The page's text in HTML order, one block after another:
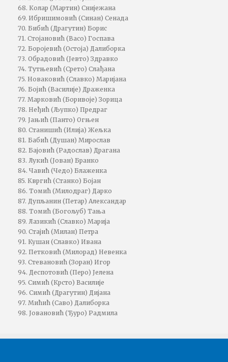
68. Колар (Мартин) Снијежана
69. Ибришимовић (Синан) Сенада
70. Бибић (Драгутин) Борис
71. Стојановић (Васо) Госпава
72. Боројевић (Остоја) Далиборка
73. Обрадовић (Јевто) Здравко
74. Тутњевић (Срето) Слађана
75. Новаковић (Славко) Маријана
76. Бојић (Василије) Драженка
77. Марковић (Боривоје) Зорица
78. Неђић (Љупко) Предраг
79. Јањић (Панто) Огњен
80. Станишић (Илија) Жељка
81. Бабић (Душан) Мирослав
82. Бајовић (Радослав) Драгана
83. Лукић (Јован) Бранко
84. Чавић (Чедо) Блаженка
85. Квргић (Станко) Бојан
86. Томић (Милодраг) Дарко
87. Дупљанин (Петар) Александар
88. Томић (Богољуб) Тања
89. Лазикић (Славко) Марија
90. Стајић (Милан) Петра
91. Кушан (Славко) Ивана
92. Петковић (Милорад) Невенка
93. Стевановић (Зоран) Игор
94. Деспотовић (Перо) Јелена
95. Симић (Крсто) Василије
96. Симић (Драгутин) Дијана
97. Мићић (Саво) Далиборка
98. Јовановић (Ђуро) Радмила